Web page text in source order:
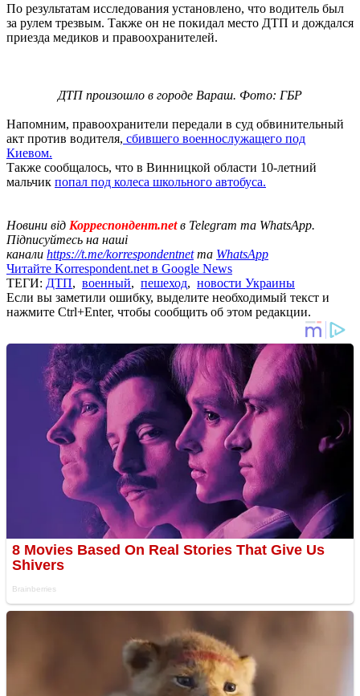
По результатам исследования установлено, что водитель был
за рулем трезвым. Также он не покидал место ДТП и дождался
приезда медиков и правоохранителей.
ДТП произошло в городе Вараш. Фото: ГБР
Напомним, правоохранители передали в суд обвинительный
акт против водителя, сбившего военнослужащего под
Киевом.
Также сообщалось, что в Винницкой области 10-летний
мальчик попал под колеса школьного автобуса.
Новини від Корреспондент.netв Telegram та WhatsApp.
Підписуйтесь на наші
канали https://t.me/korrespondentnetта WhatsApp
Читайте Korrespondent.net в Google News
ТЕГИ: ДТП, военный, пешеход, новости Украины
Если вы заметили ошибку, выделите необходимый текст и
нажмите Ctrl+Enter, чтобы сообщить об этом редакции.